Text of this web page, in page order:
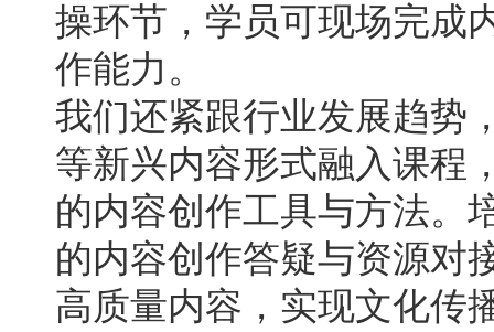
操环节，学员可现场完成
作能力。
我们还紧跟行业发展趋势
等新兴内容形式融入课程
的内容创作工具与方法。
的内容创作答疑与资源对
高质量内容，实现文化传